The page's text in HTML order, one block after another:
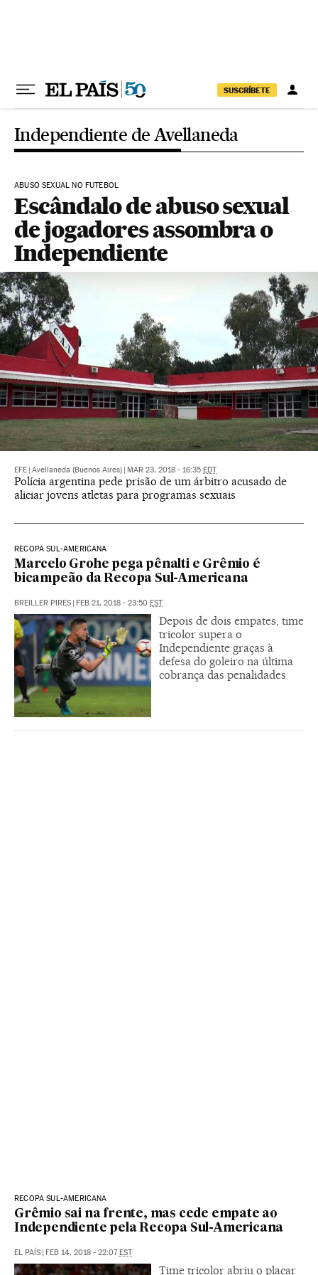
SUSCRÍBETE
Independiente de Avellaneda
ABUSO SEXUAL NO FUTEBOL
Escândalo de abuso sexual
de jogadores assombra o
Independiente
EFE Avellaneda (Buenos Aires) MAR 23, 2018 - 16:35 EDT
Polícia argentina pede prisão de um árbitro acusado de
aliciar jovens atletas para programas sexuais
RECOPA SUL-AMERICANA
Marcelo Grohe pega pênalti e Grêmio é
bicampeão da Recopa Sul-Americana
BREILLER PIRES FEB 21, 2018 - 23:50 EST
Depois de dois empates, time
tricolor supera o
Independiente graças à
defesa do goleiro na última
cobrança das penalidades
RECOPA SUL-AMERICANA
Grêmio sai na frente, mas cede empate ao
Independiente pela Recopa Sul-Americana
EL PAÍS FEB 14, 2018 - 22:07 EST
Time tricolor abriu o placar